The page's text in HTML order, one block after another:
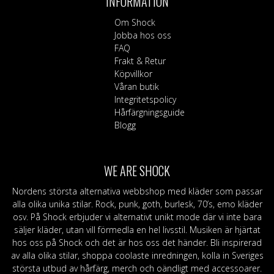
olika
alternativen
väljas
produktsidan
Om Shock
Jobba hos oss
FAQ
Frakt & Retur
Köpvillkor
Våran butik
Integritetspolicy
Hårfärgningsguide
Blogg
WE ARE SHOCK
Nordens största alternativa webbshop med kläder som passar
alla olika unika stilar. Rock, punk, goth, burlesk, 70’s, emo kläder
osv. På Shock erbjuder vi alternativt unikt mode där vi inte bara
säljer kläder, utan vill förmedla en hel livsstil. Musiken är hjärtat
hos oss på Shock och det är hos oss det händer. Bli inspirerad
av alla olika stilar, shoppa coolaste inredningen, kolla in Sveriges
största utbud av hårfärg, merch och oändligt med accessoarer.